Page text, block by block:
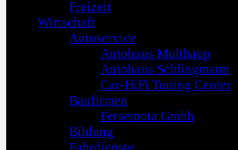
Freizeit
Wirtschaft
Autoservice
Autohaus Multhaup
Autohaus Schlingmann
Car-HiFi Tuning Center
Baufirmen
Fersemota Gmbh
Bildung